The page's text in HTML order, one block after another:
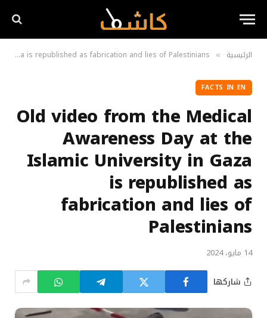
الرئيسية »
Old video from the Medical Awareness Day at the Islamic University in Gaza is republished as fabrication and lies of Palestinians
FACTS IN EN
Old video from the Medical
Awareness Day at the
Islamic University in Gaza
is republished as
fabrication and lies of
Palestinians
14 مايو، 2024
شاركها